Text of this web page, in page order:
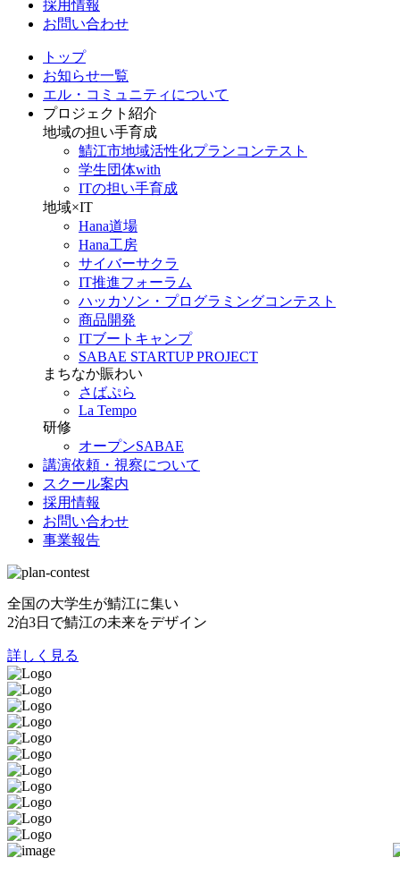
採用情報
お問い合わせ
トップ
お知らせ一覧
エル・コミュニティについて
プロジェクト紹介
地域の担い手育成
鯖江市地域活性化プランコンテスト
学生団体with
ITの担い手育成
地域×IT
Hana道場
Hana工房
サイバーサクラ
IT推進フォーラム
ハッカソン・プログラミングコンテスト
商品開発
ITブートキャンプ
SABAE STARTUP PROJECT
まちなか賑わい
さばぷら
La Tempo
研修
オープンSABAE
講演依頼・視察について
スクール案内
採用情報
お問い合わせ
事業報告
全国の大学生が鯖江に集い
2泊3日で鯖江の未来をデザイン
詳しく見る